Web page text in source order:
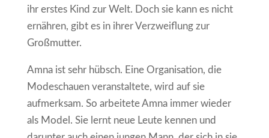
ihr erstes Kind zur Welt. Doch sie kann es nicht
ernähren, gibt es in ihrer Verzweiflung zur
Großmutter.
Amna ist sehr hübsch. Eine Organisation, die
Modeschauen veranstaltete, wird auf sie
aufmerksam. So arbeitete Amna immer wieder
als Model. Sie lernt neue Leute kennen und